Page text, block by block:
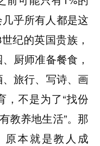
乎所有人都是这
纪的英国贵族，
厨师准备餐食，
旅行、写诗、画
，不是为了“找份
教养地生活”。那
原本就是教人成